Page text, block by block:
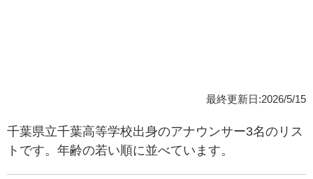
最終更新日:2026/5/15
千葉県立千葉高等学校出身のアナウンサー3名のリス
トです。年齢の若い順に並べています。